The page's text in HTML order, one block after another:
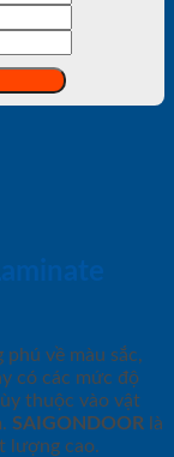
phú về màu sắc,
có các mức độ
thuộc vào vật
SAIGONDOOR là
lượng cao.